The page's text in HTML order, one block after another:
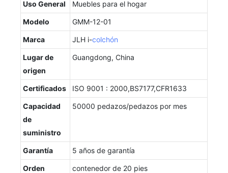
Uso General Muebles para el hogar
Modelo GMM-12-01
Marca JLH i-colchón
Lugar de
origen
Guangdong, China
Certificados ISO 9001 : 2000,BS7177,CFR1633
Capacidad
de
suministro
50000 pedazos/pedazos por mes
Garantía 5 años de garantía
Orden
contenedor de 20 pies